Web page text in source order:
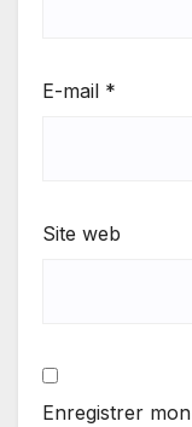
E-mail *
Site web
Enregistrer